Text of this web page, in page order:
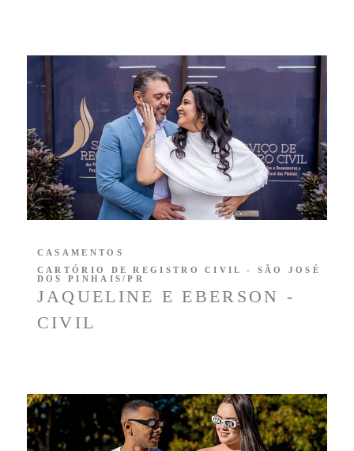
JAQUELINE E EBERSON -
CIVIL
CASAMENTOS
CARTÓRIO DE REGISTRO CIVIL - SÃO JOSÉ
DOS PINHAIS/PR